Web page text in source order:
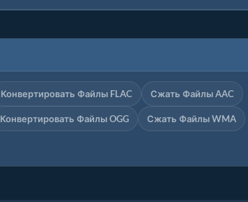
Конвертировать Файлы FLAC Сжать Файлы AAC
Конвертировать Файлы OGG Сжать Файлы WMA